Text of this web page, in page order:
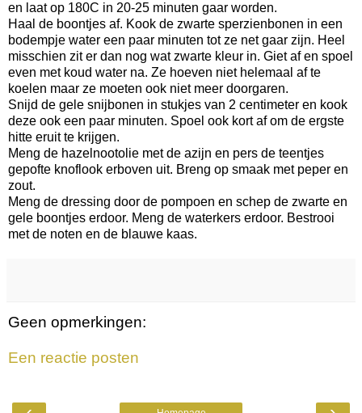
en laat op 180C in 20-25 minuten gaar worden.
Haal de boontjes af. Kook de zwarte sperzienbonen in een
bodempje water een paar minuten tot ze net gaar zijn. Heel
misschien zit er dan nog wat zwarte kleur in. Giet af en spoel
even met koud water na. Ze hoeven niet helemaal af te
koelen maar ze moeten ook niet meer doorgaren.
Snijd de gele snijbonen in stukjes van 2 centimeter en kook
deze ook een paar minuten. Spoel ook kort af om de ergste
hitte eruit te krijgen.
Meng de hazelnootolie met de azijn en pers de teentjes
gepofte knoflook erboven uit. Breng op smaak met peper en
zout.
Meng de dressing door de pompoen en schep de zwarte en
gele boontjes erdoor. Meng de waterkers erdoor. Bestrooi
met de noten en de blauwe kaas.
Geen opmerkingen:
Een reactie posten